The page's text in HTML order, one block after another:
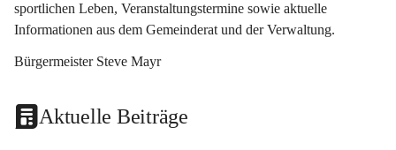
sportlichen Leben, Veranstaltungstermine sowie aktuelle
Informationen aus dem Gemeinderat und der Verwaltung.
Bürgermeister Steve Mayr
Aktuelle Beiträge